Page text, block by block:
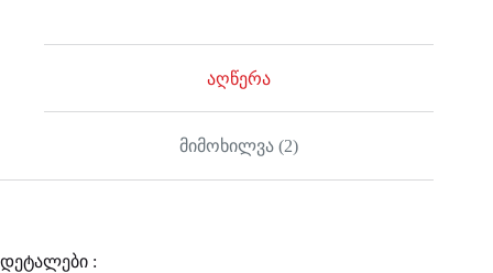
აღწერა
მიმოხილვა (2)
დეტალები :